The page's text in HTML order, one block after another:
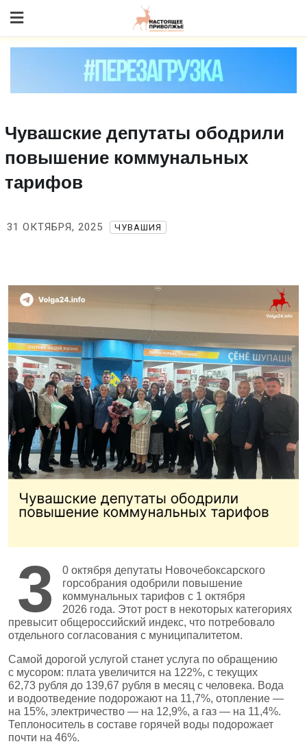
to content
Чувашские депутаты ободрили
повышение коммунальных
тарифов
31 ОКТЯБРЯ, 2025 ЧУВАШИЯ
3
0 октября депутаты Новочебоксарского
горсобрания одобрили повышение
коммунальных тарифов с 1 октября
2026 года. Этот рост в некоторых категориях
превысит общероссийский индекс, что потребовало
отдельного согласования с муниципалитетом.
Самой дорогой услугой станет услуга по обращению
с мусором: плата увеличится на 122%, с текущих
62,73 рубля до 139,67 рубля в месяц с человека. Вода
и водоотведение подорожают на 11,7%, отопление —
на 15%, электричество — на 12,9%, а газ — на 11,4%.
Теплоноситель в составе горячей воды подорожает
почти на 46%.